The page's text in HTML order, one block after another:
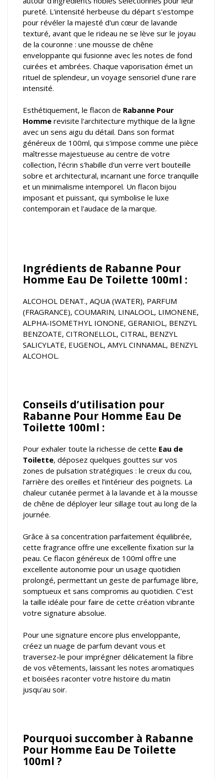
pureté. L'intensité herbeuse du départ s'estompe
pour révéler la majesté d'un cœur de lavande
texturé, avant que le rideau ne se lève sur le joyau
de la couronne : une mousse de chêne
enveloppante qui fusionne avec les notes de fond
cuirées et ambrées. Chaque vaporisation émet un
rituel de splendeur, un voyage sensoriel d'une rare
intensité.
Esthétiquement, le flacon de Rabanne Pour
Homme revisite l'architecture mythique de la ligne
avec un sens aigu du détail. Dans son format
généreux de 100ml, qui s'impose comme une pièce
maîtresse majestueuse au centre de votre
collection, l'écrin s'habille d'un verre vert bouteille
sobre et architectural, incarnant une force tranquille
et un minimalisme intemporel. Un flacon bijou
imposant et puissant, qui symbolise le luxe
contemporain et l'audace de la marque.
Ingrédients de Rabanne Pour
Homme Eau De Toilette 100ml :
ALCOHOL DENAT., AQUA (WATER), PARFUM
(FRAGRANCE), COUMARIN, LINALOOL, LIMONENE,
ALPHA-ISOMETHYL IONONE, GERANIOL, BENZYL
BENZOATE, CITRONELLOL, CITRAL, BENZYL
SALICYLATE, EUGENOL, AMYL CINNAMAL, BENZYL
ALCOHOL.
Conseils d’utilisation pour
Rabanne Pour Homme Eau De
Toilette 100ml :
Pour exhaler toute la richesse de cette Eau de
Toilette, déposez quelques gouttes sur vos
zones de pulsation stratégiques : le creux du cou,
l’arrière des oreilles et l’intérieur des poignets. La
chaleur cutanée permet à la lavande et à la mousse
de chêne de déployer leur sillage tout au long de la
journée.
Grâce à sa concentration parfaitement équilibrée,
cette fragrance offre une excellente fixation sur la
peau. Ce flacon généreux de 100ml offre une
excellente autonomie pour un usage quotidien
prolongé, permettant un geste de parfumage libre,
somptueux et sans compromis au quotidien. C'est
la taille idéale pour faire de cette création vibrante
votre signature absolue.
Pour une signature encore plus enveloppante,
créez un nuage de parfum devant vous et
traversez-le pour imprégner délicatement la fibre
de vos vêtements, laissant les notes aromatiques
et boisées raconter votre histoire du matin
jusqu'au soir.
Pourquoi succomber à Rabanne
Pour Homme Eau De Toilette
100ml ?